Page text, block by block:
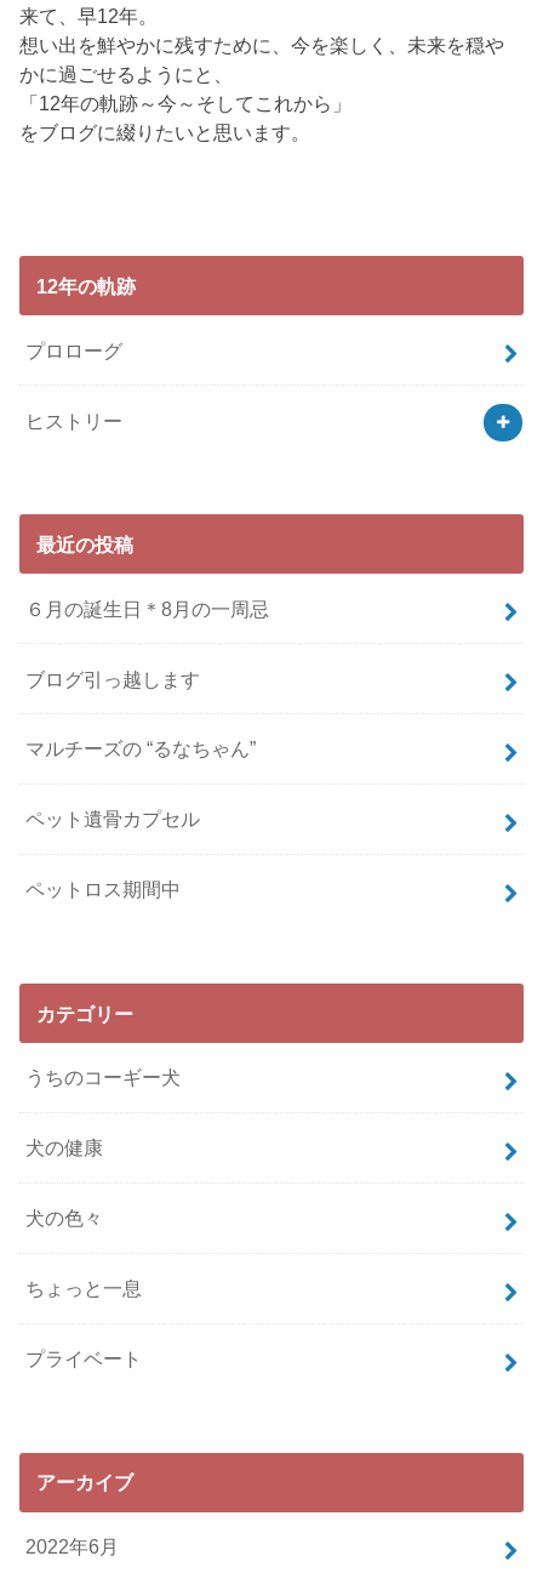
来て、早12年。
想い出を鮮やかに残すために、今を楽しく、未来を穏や
かに過ごせるようにと、
「12年の軌跡～今～そしてこれから」
をブログに綴りたいと思います。
12年の軌跡
プロローグ
ヒストリー
最近の投稿
６月の誕生日＊8月の一周忌
ブログ引っ越します
マルチーズの “るなちゃん”
ペット遺骨カプセル
ペットロス期間中
カテゴリー
うちのコーギー犬
犬の健康
犬の色々
ちょっと一息
プライベート
アーカイブ
2022年6月